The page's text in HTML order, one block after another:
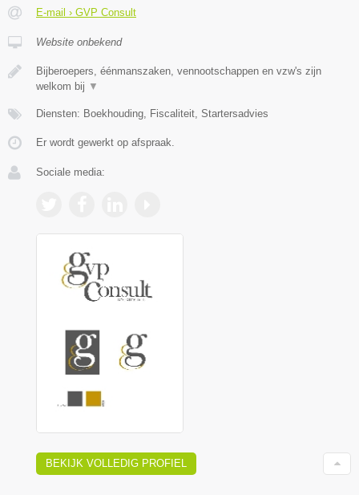
E-mail › GVP Consult
Website onbekend
Bijberoepers, éénmanszaken, vennootschappen en vzw's zijn
welkom bij ▼
Diensten: Boekhouding, Fiscaliteit, Startersadvies
Er wordt gewerkt op afspraak.
Sociale media:
BEKIJK VOLLEDIG PROFIEL